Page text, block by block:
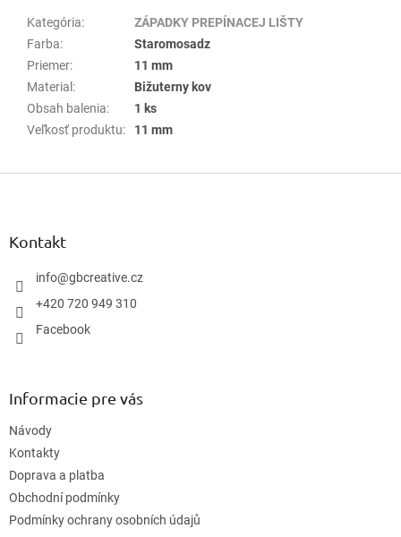
Kategória:
ZÁPADKY PREPÍNACEJ LIŠTY
Farba:
Staromosadz
Priemer:
11 mm
Material :
Bižuterny kov
Obsah balenia:
1 ks
Veľkosť produktu: 11 mm
Z
Kontakt
info@gbcreative.cz
+420 720 949 310
Facebook
Informacie pre vás
Návody
Kontakty
Doprava a platba
Obchodní podmínky
Podmínky ochrany osobních údajů